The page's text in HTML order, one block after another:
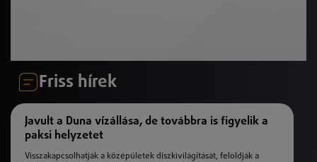
Friss hírek
Javult a Duna vízállása, de továbbra is figyelik a
paksi helyzetet
Visszakapcsolhatják a középületek díszkivilágítását, feloldják a